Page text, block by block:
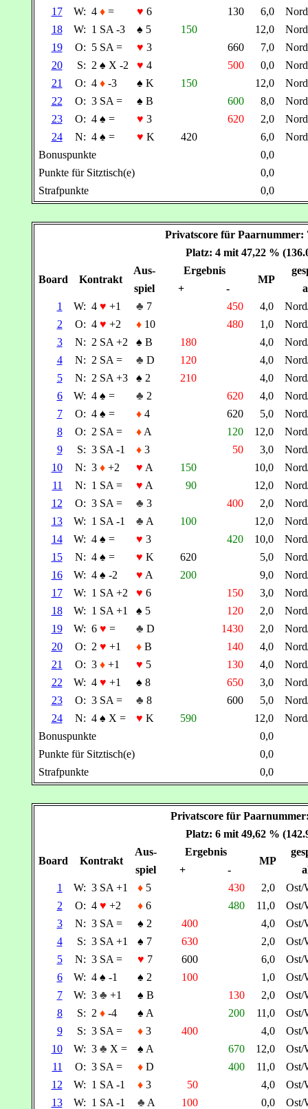
17
W: 4 ♦= ♥ 6 130 6,0
18
W: 1 SA -3 ♠ 5 150 12,0
19
O: 5 SA = ♥ 3 660 7,0
20
S: 2 ♠ X -2 ♥ 4 500 0,0
21
O: 4 ♦-3 ♠ K 150 12,0
22
O: 3 SA = ♠ B 600 8,0
23
O: 4 ♠ = ♥ 3 620 2,0
24
N: 4 ♠ = ♥ K 420 6,0
Bonuspunkte
0,0
Punkte für Sitztisch(e)
0,0
Strafpunkte
0,0
Privatscore für Paarnummer:
Platz: 4 mit 47,22 %
Board Kontrakt
Aus- Ergebnis
MP
spiel
+ -
1
W: 4 ♥ +1 ♣ 7 450 4,0
2
O: 4 ♥ +2 ♦10 480 1,0
3
N: 2 SA +2 ♠ B 180 4,0
4
N: 2 SA = ♣ D 120 4,0
5
N: 2 SA +3 ♠ 2 210 4,0
6
W: 4 ♠ = ♣ 2 620 4,0
7
O: 4 ♠ = ♦4 620 5,0
8
O: 2 SA = ♦A 120 12,0
9
S: 3 SA -1 ♦3 50 3,0
10
N: 3 ♦+2 ♥ A 150 10,0
11
N: 1 SA = ♥ A 90 12,0
12
O: 3 SA = ♣ 3 400 2,0
13
W: 1 SA -1 ♣ A 100 12,0
14
W: 4 ♠ = ♥ 3 420 10,0
15
N: 4 ♠ = ♥ K 620 5,0
16
W: 4 ♠ -2 ♥ A 200 9,0
17
W: 1 SA +2 ♥ 6 150 3,0
18
W: 1 SA +1 ♠ 5 120 2,0
19
W: 6 ♥ = ♣ D 1430 2,0
20
O: 2 ♥ +1 ♦B 140 4,0
21
O: 3 ♦+1 ♥ 5 130 4,0
22
W: 4 ♥ +1 ♠ 8 650 3,0
23
O: 3 SA = ♣ 8 600 5,0
24
N: 4 ♠ X = ♥ K 590 12,0
Bonuspunkte
0,0
Punkte für Sitztisch(e)
0,0
Strafpunkte
0,0
Privatscore für
Platz: 6 mit 49,62 %
Board Kontrakt
Aus- Ergebnis
MP
spiel
+ -
1
W: 3 SA +1 ♦5 430 2,0
Ost/
2
O: 4 ♥ +2 ♦6 480 11,0
Ost/
3
N: 3 SA = ♠ 2 400 4,0
Ost/
4
S: 3 SA +1 ♠ 7 630 2,0
Ost/
5
N: 3 SA = ♥ 7 600 6,0
Ost/
6
W: 4 ♠ -1 ♠ 2 100 1,0
Ost/
7
W: 3 ♣ +1 ♠ B 130 2,0
Ost/
8
S: 2 ♦-4 ♠ A 200 11,0
Ost/
9
S: 3 SA = ♦3 400 4,0
Ost/
10
W: 3 ♣ X = ♠ A 670 12,0
Ost/
11
O: 3 SA = ♦D 400 11,0
Ost/
12
W: 1 SA -1 ♦3 50 4,0
Ost/
13
W: 1 SA -1 ♣ A 100 0,0
Ost/